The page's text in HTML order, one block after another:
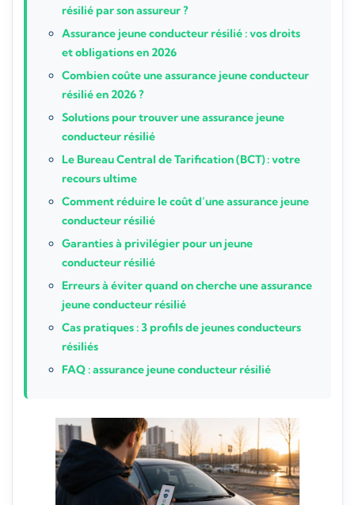
résilié par son assureur ?
Assurance jeune conducteur résilié : vos droits
et obligations en 2026
Combien coûte une assurance jeune conducteur
résilié en 2026 ?
Solutions pour trouver une assurance jeune
conducteur résilié
Le Bureau Central de Tarification (BCT) : votre
recours ultime
Comment réduire le coût d’une assurance jeune
conducteur résilié
Garanties à privilégier pour un jeune
conducteur résilié
Erreurs à éviter quand on cherche une assurance
jeune conducteur résilié
Cas pratiques : 3 profils de jeunes conducteurs
résiliés
FAQ : assurance jeune conducteur résilié